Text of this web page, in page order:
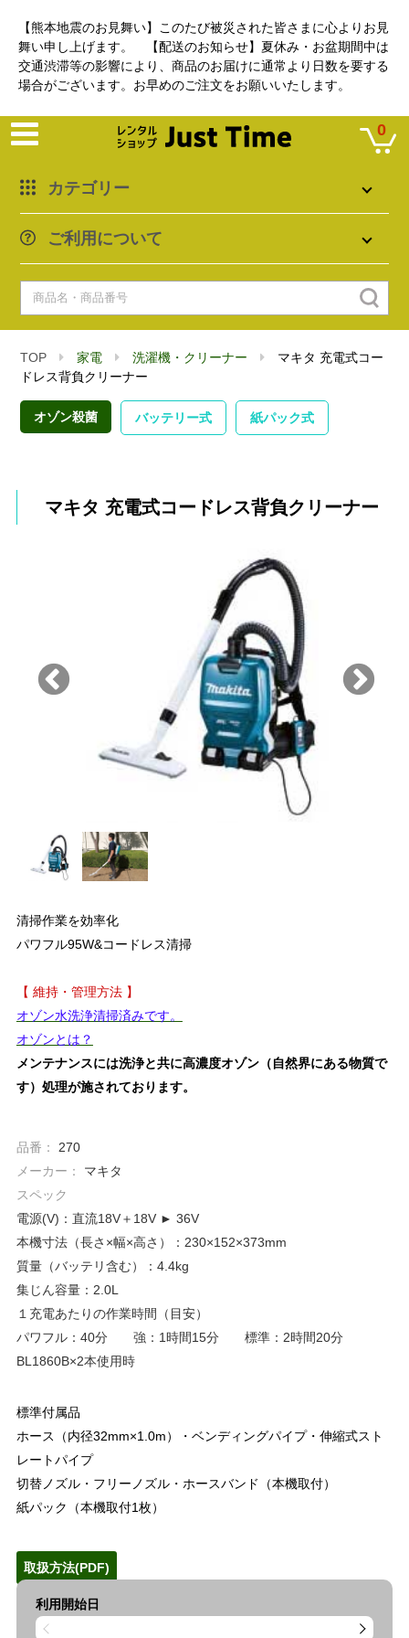
【熊本地震のお見舞い】このたび被災された皆さまに心よりお見
舞い申し上げます。 【配送のお知らせ】夏休み・お盆期間中は
交通渋滞等の影響により、商品のお届けに通常より日数を要する
場合がございます。お早めのご注文をお願いいたします。
カテゴリー
ご利用について
0
TOP 家電 洗濯機・クリーナー
マキタ 充電式コー
ドレス背負クリーナー
オゾン殺菌 バッテリー式 紙パック式
マキタ 充電式コードレス背負クリーナー
清掃作業を効率化
パワフル95W&コードレス清掃
【 維持・管理方法 】
オゾン水洗浄清掃済みです。
オゾンとは？
メンテナンスには洗浄と共に高濃度オゾン（自然界にある物質で
す）処理が施されております。
品番：
270
メーカー：
マキタ
スペック
電源(V)：直流18V＋18V ► 36V
本機寸法（長さ×幅×高さ）：230×152×373mm
質量（バッテリ含む）：4.4kg
集じん容量：2.0L
１充電あたりの作業時間（目安）
パワフル：40分 強：1時間15分 標準：2時間20分
BL1860B×2本使用時
標準付属品
ホース（内径32mm×1.0m）・ベンディングパイプ・伸縮式スト
レートパイプ
切替ノズル・フリーノズル・ホースバンド（本機取付）
紙パック（本機取付1枚）
取扱方法(PDF)
利用開始日